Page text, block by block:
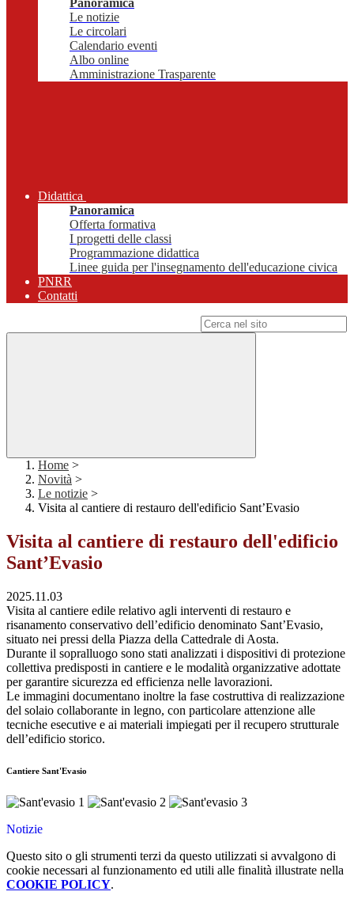
Panoramica
Le notizie
Le circolari
Calendario eventi
Albo online
Amministrazione Trasparente
Didattica
Panoramica
Offerta formativa
I progetti delle classi
Programmazione didattica
Linee guida per l'insegnamento dell'educazione civica
PNRR
Contatti
Home >
Novità >
Le notizie >
Visita al cantiere di restauro dell'edificio Sant’Evasio
Visita al cantiere di restauro dell'edificio
Sant’Evasio
2025.11.03
Visita al cantiere edile relativo agli interventi di restauro e
risanamento conservativo dell’edificio denominato Sant’Evasio,
situato nei pressi della Piazza della Cattedrale di Aosta.
Durante il sopralluogo sono stati analizzati i dispositivi di protezione
collettiva predisposti in cantiere e le modalità organizzative adottate
per garantire sicurezza ed efficienza nelle lavorazioni.
Le immagini documentano inoltre la fase costruttiva di realizzazione
del solaio collaborante in legno, con particolare attenzione alle
tecniche esecutive e ai materiali impiegati per il recupero strutturale
dell’edificio storico.
Cantiere Sant'Evasio
Notizie
Questo sito o gli strumenti terzi da questo utilizzati si avvalgono di
cookie necessari al funzionamento ed utili alle finalità illustrate nella
COOKIE POLICY.